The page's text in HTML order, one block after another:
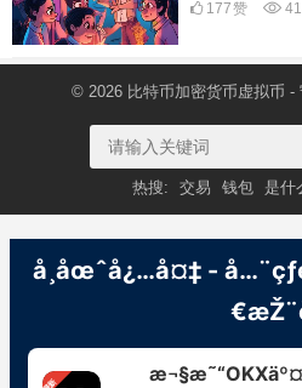
177赞
© 2026 比特币加密货币虚拟币 -
热搜: 交易 钱包 是什